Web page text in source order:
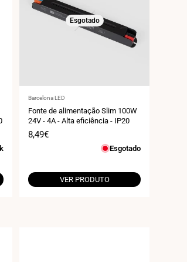
Esgotado
Fornecedor:
Barcelona LED
Fonte de alimentação Slim 100W
24V - 4A - Alta eficiência - IP20
Preço
8,49€
Esgotado
VER PRODUTO